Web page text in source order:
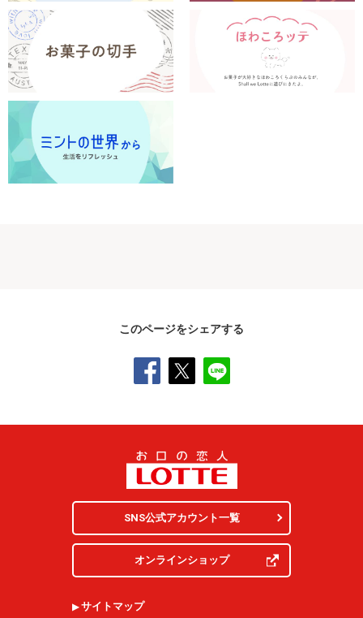
このページをシェアする
SNS公式アカウント一覧
オンラインショップ
サイトマップ